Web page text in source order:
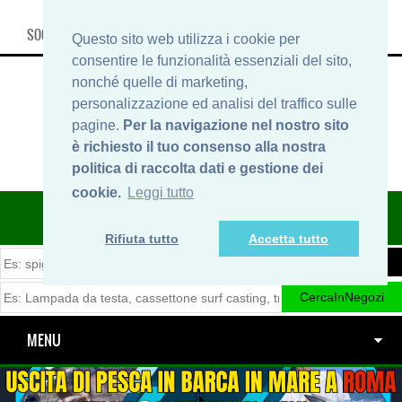
Questo sito web utilizza i cookie per
consentire le funzionalità essenziali del sito,
nonché quelle di marketing,
personalizzazione ed analisi del traffico sulle
pagine. Per la navigazione nel nostro sito
è richiesto il tuo consenso alla nostra
politica di raccolta dati e gestione dei
cookie. Leggi tutto
Rifiuta tutto Accetta tutto
SOCIAL, INFO & SHOP
ITINERARIDIPESCA.IT
MENU